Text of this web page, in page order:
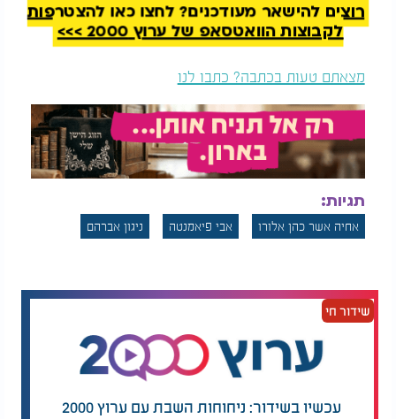
רוצים להישאר מעודכנים? לחצו כאן להצטרפות
לקבוצות הוואטסאפ של ערוץ 2000 >>>
מצאתם טעות בכתבה? כתבו לנו
תגיות:
אחיה אשר כהן אלורו אבי פיאמנטה ניגון אברהם
שידור חי
עכשיו בשידור: ניחוחות השבת עם ערוץ 2000